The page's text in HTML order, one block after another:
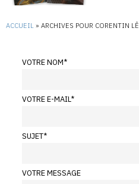
ACCUEIL » ARCHIVES POUR CORENTIN LÊ
VOTRE NOM*
VOTRE E-MAIL*
SUJET*
VOTRE MESSAGE